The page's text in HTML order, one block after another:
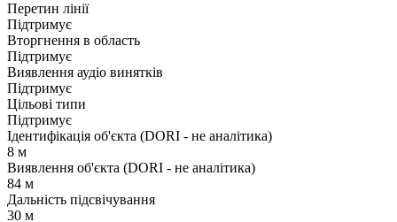
Перетин лінії
Підтримує
Вторгнення в область
Підтримує
Виявлення аудіо винятків
Підтримує
Цільові типи
Підтримує
Ідентифікація об'єкта (DORI - не аналітика)
8 м
Виявлення об'єкта (DORI - не аналітика)
84 м
Дальність підсвічування
30 м